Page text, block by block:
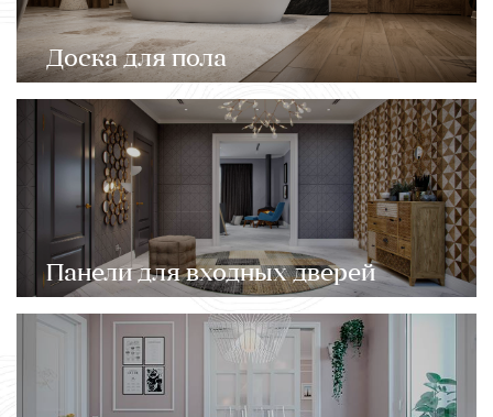
Доска для пола
Панели для входных дверей